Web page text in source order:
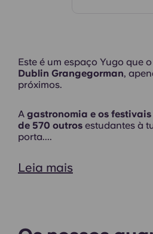
Exterior
Este é um espaço Yugo que
Dublin Grangegorman,
próximos.
A gastronomia e os
de 570 outros estudantes à
porta....
Leia mais